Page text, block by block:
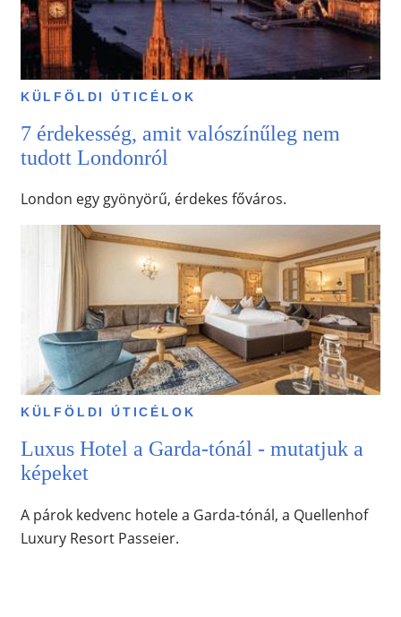
KÜLFÖLDI ÚTICÉLOK
7 érdekesség, amit valószínűleg nem
tudott Londonról
London egy gyönyörű, érdekes főváros.
KÜLFÖLDI ÚTICÉLOK
Luxus Hotel a Garda-tónál - mutatjuk a
képeket
A párok kedvenc hotele a Garda-tónál, a Quellenhof
Luxury Resort Passeier.